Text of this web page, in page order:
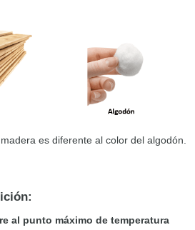
es diferente al color del algodón.
al punto máximo de temperatura